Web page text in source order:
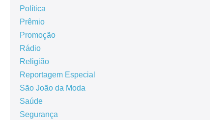
Política
Prêmio
Promoção
Rádio
Religião
Reportagem Especial
São João da Moda
Saúde
Segurança